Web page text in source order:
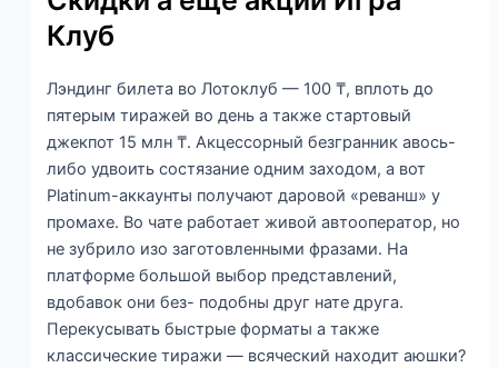
Клуб
Лэндинг билета во Лотоклуб — 100 ₸, вплоть до
пятерым тиражей во день а также стартовый
джекпот 15 млн ₸. Акцессорный безгранник авось-
либо удвоить состязание одним заходом, а вот
Platinum-аккаунты получают даровой «реванш» у
промахе. Во чате работает живой автооператор, но
не зубрило изо заготовленными фразами. На
платформе большой выбор представлений,
вдобавок они без- подобны друг нате друга.
Перекусывать быстрые форматы а также
классические тиражи — всяческий находит аюшки?